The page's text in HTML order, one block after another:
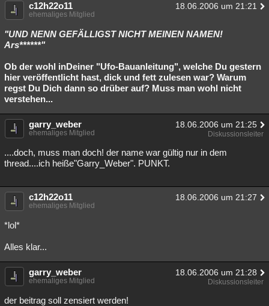
c12h22o11 18.06.2006 um 21:21
ehemaliges Mitglied
"UND NENN GEFÄLLIGST NICHT MEINEN NAMEN!
Ars******"
Ob der wohl inDeiner "Ufo-Bauanleitung", welche Du gestern
hier veröffentlicht hast, dick und fett zulesen war? Warum
regst Du Dich dann so drüber auf? Muss man wohl nicht
verstehen...
garry_weber 18.06.2006 um 21:25
ehemaliges Mitglied Diskussionsleiter
....doch, muss man doch! der name war gültig nur in dem
thread....ich heiße"Garry_Weber". PUNKT.
c12h22o11 18.06.2006 um 21:27
ehemaliges Mitglied
*lol*
Alles klar...
garry_weber 18.06.2006 um 21:28
ehemaliges Mitglied Diskussionsleiter
der beitrag soll zensiert werden!